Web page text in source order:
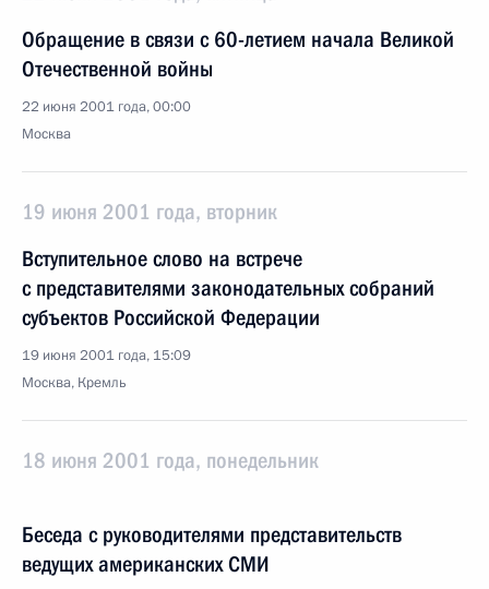
Обращение в связи с 60-летием начала Великой
Отечественной войны
22 июня 2001 года, 00:00
Москва
19 июня 2001 года, вторник
Вступительное слово на встрече
с представителями законодательных собраний
субъектов Российской Федерации
19 июня 2001 года, 15:09
Москва, Кремль
18 июня 2001 года, понедельник
Беседа с руководителями представительств
ведущих американских СМИ